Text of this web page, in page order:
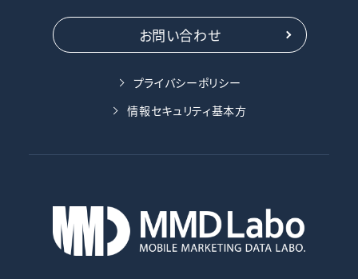
お問い合わせ
プライバシーポリシー
情報セキュリティ基本方